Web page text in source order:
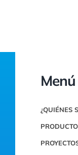
Menú
¿QUIÉNES